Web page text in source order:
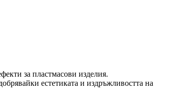
за пластмасови изделия.
естетиката и издръжливостта на